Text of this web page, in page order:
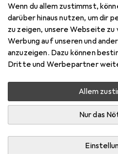
Wenn du allem zustimmst,
darüber hinaus nutzen, um dir
zu zeigen, unsere Webseite
Werbung auf unseren und
anzuzeigen. Dazu können
Dritte und Werbepartner
Allem
Nur das
2 Diskussionen in Drohne
Kürzlich aktiv
inDrohne
B&W type 3000 DJI Air 3 |
Liebes Digitec Team, Werdet
Hardcase von B&W
Sortiment aufnehmen?https://